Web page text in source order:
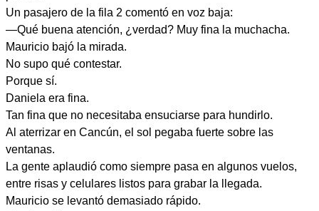
Un pasajero de la fila 2 comentó en voz baja:
—Qué buena atención, ¿verdad? Muy fina la muchacha.
Mauricio bajó la mirada.
No supo qué contestar.
Porque sí.
Daniela era fina.
Tan fina que no necesitaba ensuciarse para hundirlo.
Al aterrizar en Cancún, el sol pegaba fuerte sobre las
ventanas.
La gente aplaudió como siempre pasa en algunos vuelos,
entre risas y celulares listos para grabar la llegada.
Mauricio se levantó demasiado rápido.